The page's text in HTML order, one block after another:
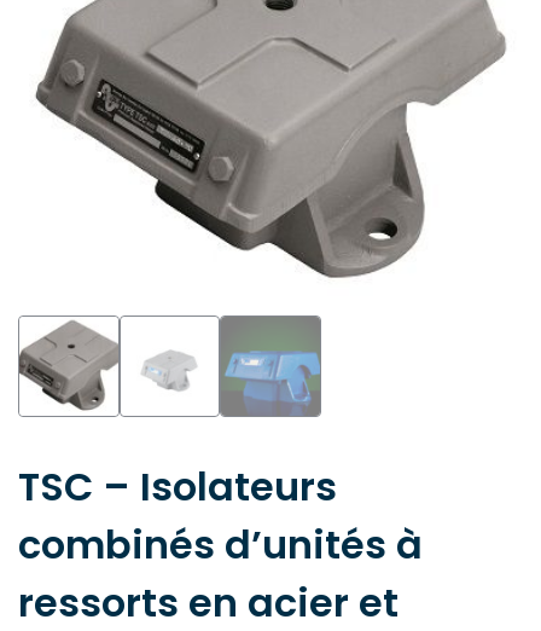
TSC – Isolateurs
combinés d’unités à
ressorts en acier et